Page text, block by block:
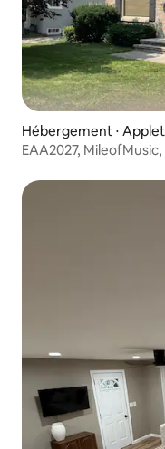
Hébergement ⋅
EAA2027,